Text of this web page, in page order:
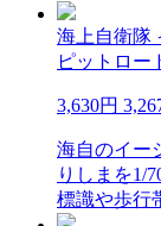
海上自衛隊
ピットロー
3,630円
海自のイー
りしまを1/
標識や歩行